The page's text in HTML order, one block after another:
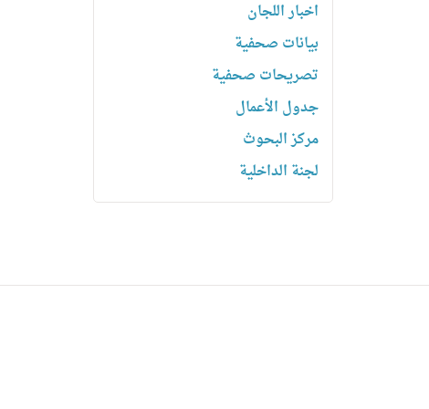
اخبار اللجان
بیانات صحفیة
تصریحات صحفیة
جدول الأعمال
مركز البحوث
لجنة الداخلية